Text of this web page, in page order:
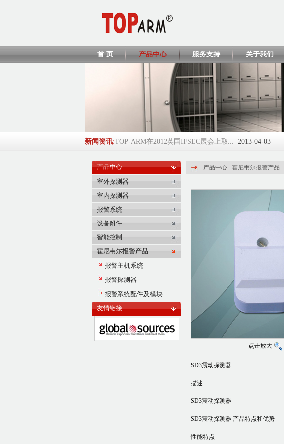
首 页 产品中心 服务支持 关于我们
新闻资讯:TOP-ARM在2012英国IFSEC展会上取... 2013-04-03
TOP-ARM将参展ISC WEST 2013
TP428 CCC证书
EL208/EL218/EL380 CCC证书
2016-2017年度环球资源Globalsou... 2017-06-05
产品中心
室外探测器
室内探测器
报警系统
设备附件
智能控制
霍尼韦尔报警产品
报警主机系统
报警探测器
报警系统配件及模块
友情链接
产品中心 - 霍尼韦尔报警产品 -
点击放大
SD3震动探测器
描述
SD3震动探测器
SD3震动探测器 产品特点和优势
性能特点